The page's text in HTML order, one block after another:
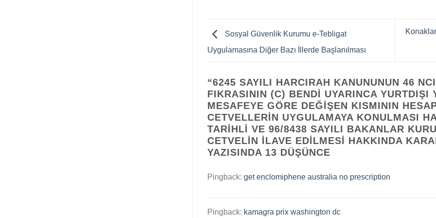
Sosyal Güvenlik Kurumu e-Tebligat
Uygulamasına Diğer Bazı İllerde Başlanılması
“6245 SAYILI HARCIRAH KANUNUNUN 46
FIKRASININ (C) BENDI UYARINCA YURTDIŞI
MESAFEYE GÖRE DEĞIŞEN KISMININ
CETVELLERIN UYGULAMAYA KONULMASI
TARIHLI VE 96/8438 SAYILI BAKANLAR
CETVELIN İLAVE EDILMESI HAKKINDA
YAZISINDA 13 DÜŞÜNCE
Pingback: get enclomiphene australia no prescription
Pingback: kamagra prix washington dc